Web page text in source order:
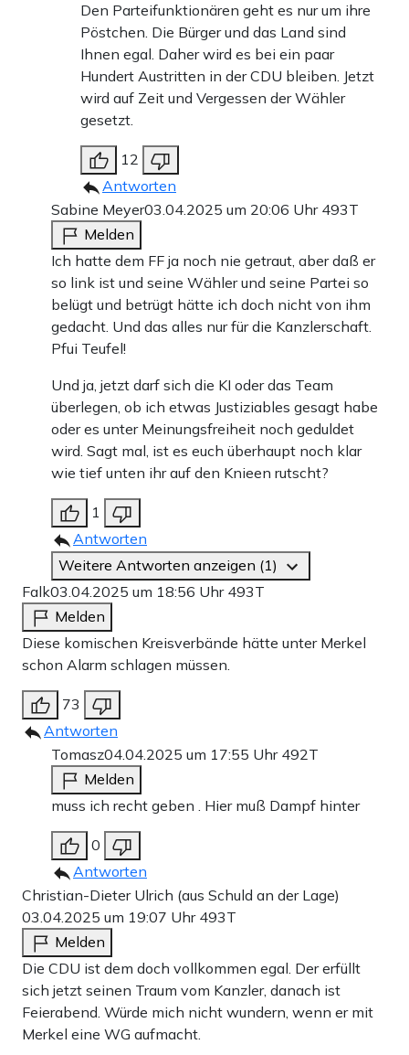
Den Parteifunktionären geht es nur um ihre
Pöstchen. Die Bürger und das Land sind
Ihnen egal. Daher wird es bei ein paar
Hundert Austritten in der CDU bleiben. Jetzt
wird auf Zeit und Vergessen der Wähler
gesetzt.
12
Antworten
Sabine Meyer03.04.2025 um 20:06 Uhr 493T
Melden
Ich hatte dem FF ja noch nie getraut, aber daß er
so link ist und seine Wähler und seine Partei so
belügt und betrügt hätte ich doch nicht von ihm
gedacht. Und das alles nur für die Kanzlerschaft.
Pfui Teufel!
Und ja, jetzt darf sich die KI oder das Team
überlegen, ob ich etwas Justiziables gesagt habe
oder es unter Meinungsfreiheit noch geduldet
wird. Sagt mal, ist es euch überhaupt noch klar
wie tief unten ihr auf den Knieen rutscht?
1
Antworten
Weitere Antworten anzeigen (1)
Falk03.04.2025 um 18:56 Uhr 493T
Melden
Diese komischen Kreisverbände hätte unter Merkel
schon Alarm schlagen müssen.
73
Antworten
Tomasz04.04.2025 um 17:55 Uhr 492T
Melden
muss ich recht geben . Hier muß Dampf hinter
0
Antworten
Christian-Dieter Ulrich (aus Schuld an der Lage)
03.04.2025 um 19:07 Uhr 493T
Melden
Die CDU ist dem doch vollkommen egal. Der erfüllt
sich jetzt seinen Traum vom Kanzler, danach ist
Feierabend. Würde mich nicht wundern, wenn er mit
Merkel eine WG aufmacht.